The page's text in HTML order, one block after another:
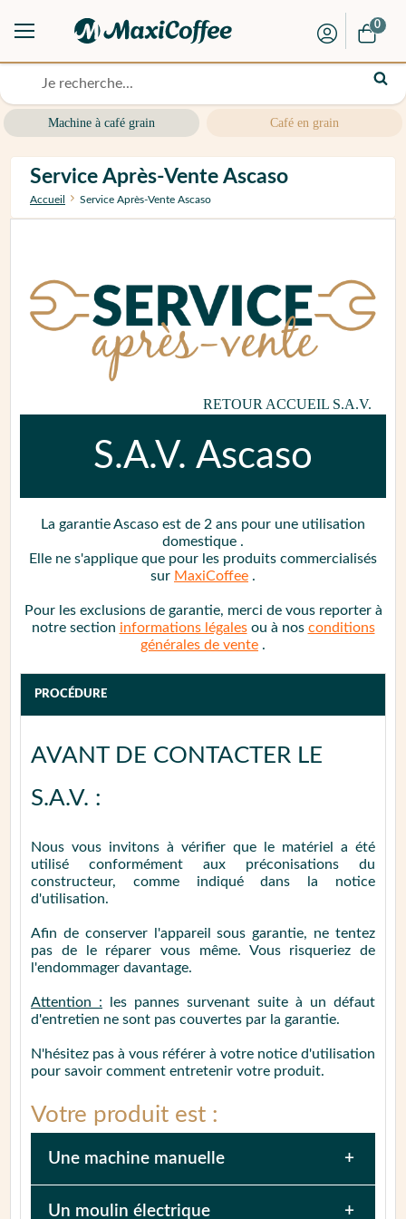
Machine à café grain Café en grain
0
Service Après-Vente Ascaso
Accueil Service Après-Vente Ascaso
RETOUR ACCUEIL S.A.V.
S.A.V. Ascaso
La garantieAscaso est de 2 ans pour une utilisation
domestique .
Elle ne s'applique que pour les produits commercialisés
sur MaxiCoffee .
Pour les exclusions de garantie, merci de vous reporter à
notre section informations légalesou à nos conditions
générales de vente .
PROCÉDURE
AVANT DE CONTACTER LE
S.A.V. :
Nous vous invitons à vérifier que le matériel a été
utilisé conformément aux préconisations du
constructeur, comme indiqué dans la notice
d'utilisation.
Afin de conserver l'appareil sous garantie, ne tentez
pas de le réparer vous même. Vous risqueriez de
l'endommager davantage.
Attention : les pannes survenant suite à un défaut
d'entretien ne sont pas couvertes par la garantie.
N'hésitez pas à vous référer à votre notice d'utilisation
pour savoir comment entretenir votre produit.
Votre produit est :
Une machine manuelle
Afin de faciliter la prise en charge de votre
Un moulin électrique